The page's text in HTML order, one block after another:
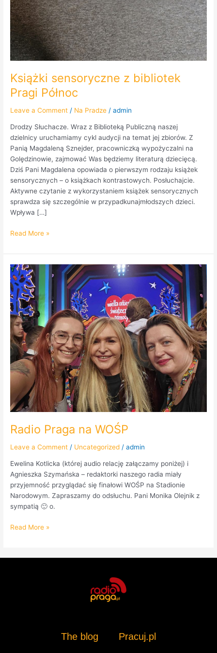
Książki sensoryczne z bibliotek
Pragi Północ
Leave a Comment / Na Pradze /admin
Drodzy Słuchacze. Wraz z Biblioteką Publiczną naszej
dzielnicy uruchamiamy cykl audycji na temat jej zbiorów. Z
Panią Magdaleną Sznejder, pracowniczką wypożyczalni na
Golędzinowie, zajmować Was będziemy literaturą dziecięcą.
Dziś Pani Magdalena opowiada o pierwszym rodzaju książek
sensorycznych – o książkach kontrastowych. Posłuchajcie.
Aktywne czytanie z wykorzystaniem książek sensorycznych
sprawdza się szczególnie w przypadkunajmłodszych dzieci.
Wpływa […]
Read More »
Radio Praga na WOŚP
Leave a Comment / Uncategorized /admin
Ewelina Kotlicka (której audio relację załączamy poniżej) i
Agnieszka Szymańska – redaktorki naszego radia miały
przyjemność przyglądać się finałowi WOŚP na Stadionie
Narodowym. Zapraszamy do odsłuchu. Pani Monika Olejnik z
sympatią 🙂 o.
Radio
Praga
na
WOŚP
Read More »
The blog Pracuj.pl